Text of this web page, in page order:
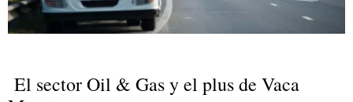
El sector Oil & Gas y el plus de Vaca